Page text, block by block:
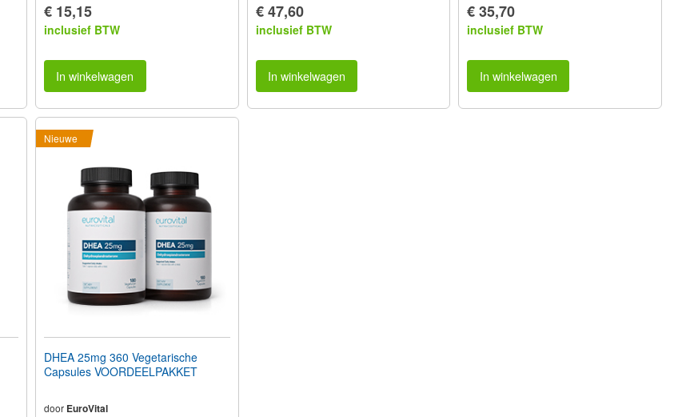
€ 15,15
inclusief BTW
In winkelwagen
€ 47,60
inclusief BTW
In winkelwagen
€ 35,70
inclusief BTW
In winkelwagen
Nieuwe
DHEA 25mg 360 Vegetarische
Capsules VOORDEELPAKKET
door EuroVital